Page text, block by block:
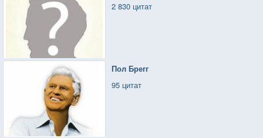
2 830 цитат
Пол Брегг
95 цитат